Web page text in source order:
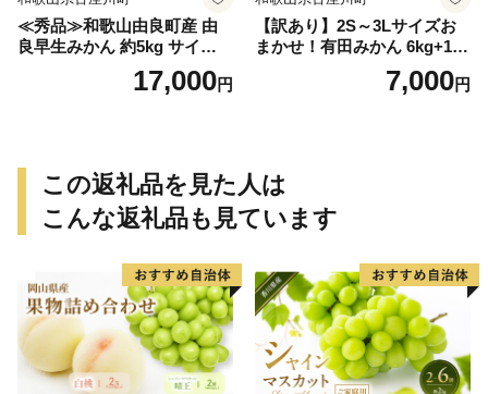
≪秀品≫和歌山由良町産 由
良早生みかん 約5kg サイズお
まかせ【sml106C】17,000円
【訳あり】2S～3Lサイズお
まかせ！有田みかん 6kg+1kg
保証分 11月から12月下旬ま
でに順次発送致します。 / 訳
7,000円
この返礼品を見た人は
こんな返礼品も見ています